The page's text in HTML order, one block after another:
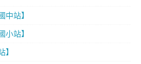
中站】
小站】